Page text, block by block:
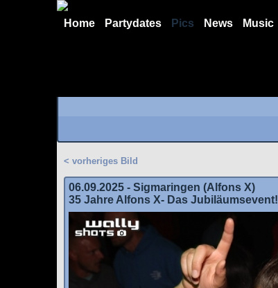
Home Partydates Pics News Music
< vorheriges Bild
06.09.2025 - Sigmaringen (Alfons X)
35 Jahre Alfons X- Das Jubiläumsevent!